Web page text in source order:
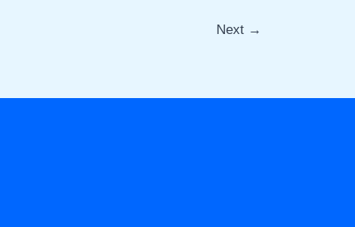
Next →